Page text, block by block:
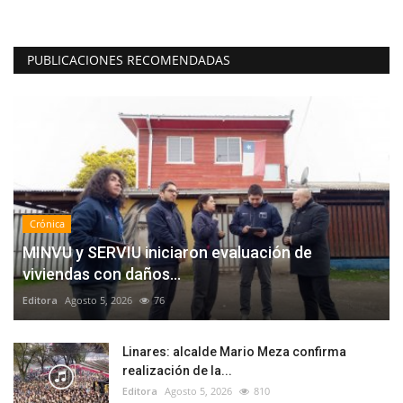
PUBLICACIONES RECOMENDADAS
Crónica
MINVU y SERVIU iniciaron evaluación de
viviendas con daños...
Editora Agosto 5, 2026 76
Linares: alcalde Mario Meza confirma
realización de la...
Editora Agosto 5, 2026 810